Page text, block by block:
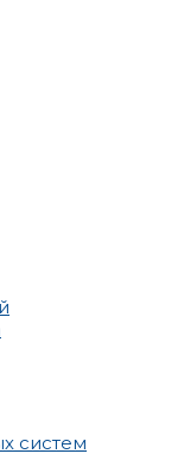
систем